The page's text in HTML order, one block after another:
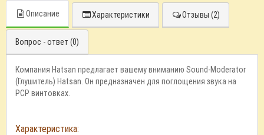
Описание Характеристики Отзывы (2)
Вопрос - ответ (0)
Компания Hatsan предлагает вашему вниманию Sound-Moderator
(Глушитель) Hatsan. Он предназначен для поглощения звука на
PCP винтовках.
Характеристика: